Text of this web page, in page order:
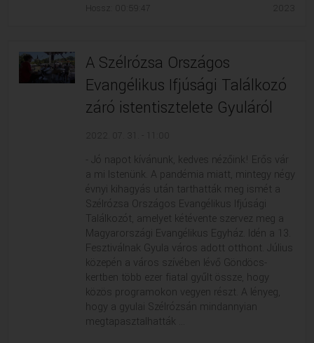
Hossz: 00:59:47
A Szélrózsa Országos
Evangélikus Ifjúsági Találkozó
záró istentisztelete Gyuláról
2022. 07. 31. - 11:00
- Jó napot kívánunk, kedves nézőink! Erős vár
a mi Istenünk. A pandémia miatt, mintegy négy
évnyi kihagyás után tarthatták meg ismét a
Szélrózsa Országos Evangélikus Ifjúsági
Találkozót, amelyet kétévente szervez meg a
Magyarországi Evangélikus Egyház. Idén a 13.
Fesztiválnak Gyula város adott otthont. Július
közepén a város szívében lévő Göndöcs-
kertben több ezer fiatal gyűlt össze, hogy
közös programokon vegyen részt. A lényeg,
hogy a gyulai Szélrózsán mindannyian
megtapasztalhatták ...